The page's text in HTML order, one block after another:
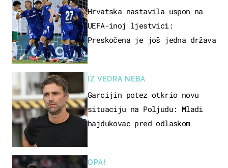
Hrvatska nastavila uspon na
UEFA-inoj ljestvici:
Preskočena je još jedna država
IZ VEDRA NEBA
Garcijin potez otkrio novu
situaciju na Poljudu: Mladi
hajdukovac pred odlaskom
OPA!